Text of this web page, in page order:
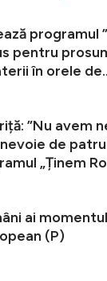
programul
pentru
în orele
”Nu avem
de
„Ținem
ai
(P)